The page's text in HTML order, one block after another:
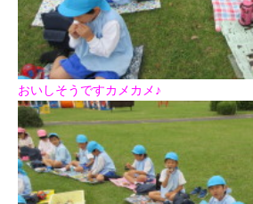
おいしそうですカメカメ♪